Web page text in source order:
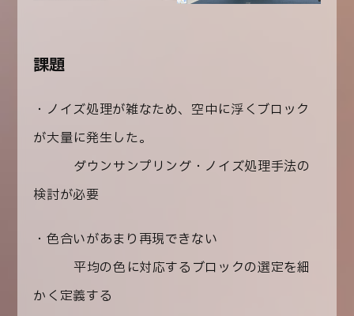
課題
・ノイズ処理が雑なため、空中に浮くブロック
が大量に発生した。
→ダウンサンプリング・ノイズ処理手法の
検討が必要
・色合いがあまり再現できない
→平均の色に対応するブロックの選定を細
かく定義する